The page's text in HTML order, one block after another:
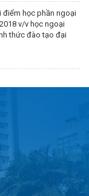
điểm học phần ngoại
v/v học ngoại
thức đào tạo đại